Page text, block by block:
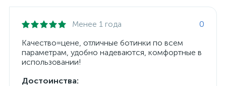
Менее 1 года
0
Качество=цене, отличные ботинки по всем
параметрам, удобно надеваются, комфортные в
использовании!
Достоинства: